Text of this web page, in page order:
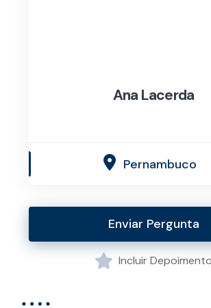
Ana Lacerda
Pernambuco
Enviar Pergunta
Incluir Depoimento